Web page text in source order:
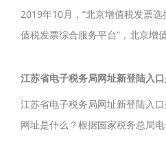
2019年10月，“北京增值税发票
值税发票综合服务平台”，北京增
江苏省电子税务局网址新登陆入口
江苏省电子税务局网址新登陆入
网址是什么？根据国家税务总局